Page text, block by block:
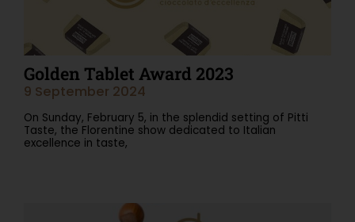
Golden Tablet Award 2023
9 September 2024
On Sunday, February 5, in the splendid setting of Pitti
Taste, the Florentine show dedicated to Italian
excellence in taste,